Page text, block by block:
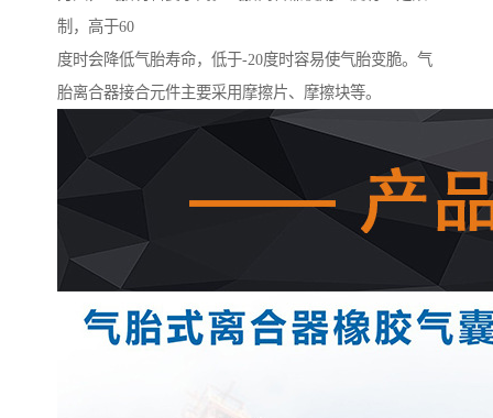
制，高于60
度时会降低气胎寿命，低于-20度时容易使气胎变脆。气
胎离合器接合元件主要采用摩擦片、摩擦块等。